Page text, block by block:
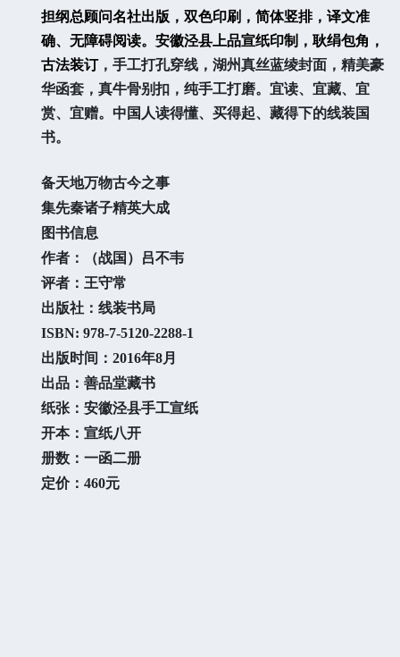
担纲总顾问名社出版，双色印刷，简体竖排，译文准
确、无障碍阅读。安徽泾县上品宣纸印制，耿绢包角，
古法装订，手工打孔穿线，湖州真丝蓝绫封面，精美豪
华函套，真牛骨别扣，纯手工打磨。宜读、宜藏、宜
赏、宜赠。中国人读得懂、买得起、藏得下的线装国
书。
备天地万物古今之事
集先秦诸子精英大成
图书信息
作者：（战国）吕不韦
评者：王守常
出版社：线装书局
ISBN: 978-7-5120-2288-1
出版时间： 2016年8月
出品：善品堂藏书
纸张：安徽泾县手工宣纸
开本：宣纸八开
册数：一函二册
定价： 460元